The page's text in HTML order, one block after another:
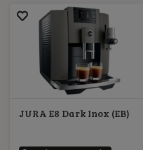
JURA E8 Dark Inox (EB)